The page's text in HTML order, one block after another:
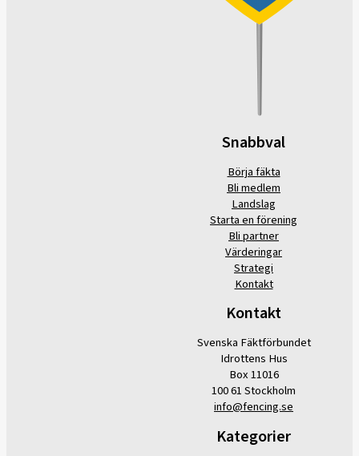
Snabbval
Börja fäkta
Bli medlem
Landslag
Starta en förening
Bli partner
Värderingar
Strategi
Kontakt
Kontakt
Svenska Fäktförbundet
Idrottens Hus
Box 11016
100 61 Stockholm
info@fencing.se
Kategorier